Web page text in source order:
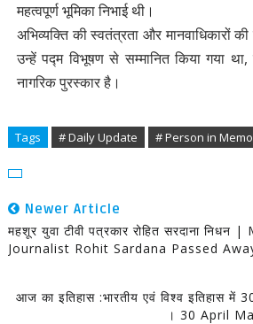
महत्वपूर्ण भूमिका निभाई थी।
अभिव्यक्ति की स्वतंत्रता और मानवाधिकारों
उन्हें पद्म विभूषण से सम्मानित किया गया
नागरिक पुरस्कार है।
Tags # Daily Update # Person in
Newer Article
महशूर युवा टीवी पत्रकार रोहित सरदाना
Journalist Rohit Sardana Passed
आज का इतिहास :भारतीय एवं विश्व इतिहास में
। 30 April